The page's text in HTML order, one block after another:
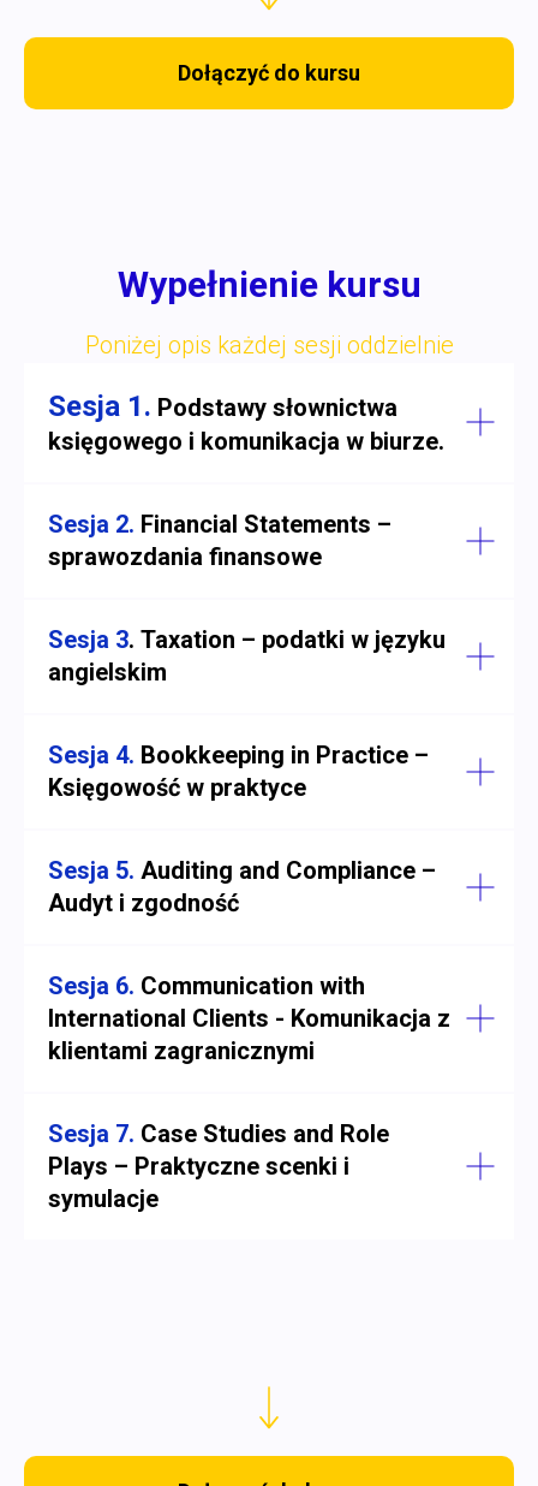
Dołączyć do kursu
Wypełnienie kursu
Poniżej opis każdej sesji oddzielnie
Sesja 1. Podstawy słownictwa
księgowego i komunikacja w biurze.
Sesja 2. Financial Statements –
sprawozdania finansowe
Sesja 3. Taxation – podatki w języku
angielskim
Sesja 4. Bookkeeping in Practice –
Księgowość w praktyce
Sesja 5. Auditing and Compliance –
Audyt i zgodność
Sesja 6. Communication with
International Clients - Komunikacja z
klientami zagranicznymi
Sesja 7. Case Studies and Role
Plays – Praktyczne scenki i
symulacje